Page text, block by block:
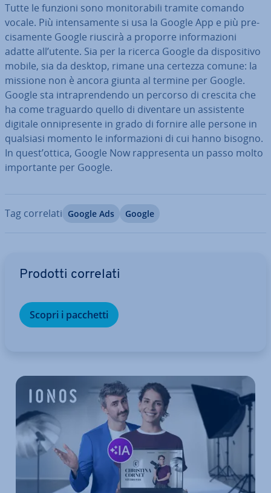
Tutte le funzioni sono mo­ni­to­ra­bi­li tramite comando
vocale. Più in­ten­sa­men­te si usa la Google App e più pre­
ci­sa­men­te Google riuscirà a proporre in­for­ma­zio­ni
adatte all’utente. Sia per la ricerca Google da di­spo­si­ti­vo
mobile, sia da desktop, rimane una certezza comune: la
missione non è ancora giunta al termine per Google.
Google sta in­tra­pren­den­do un percorso di crescita che
ha come traguardo quello di diventare un as­si­sten­te
digitale on­ni­pre­sen­te in grado di fornire alle persone in
qualsiasi momento le in­for­ma­zio­ni di cui hanno bisogno.
In quest’ottica, Google Now rap­pre­sen­ta un passo molto
im­por­tan­te per Google.
Tag correlati Google Ads Google
Prodotti correlati
Scopri i pacchetti